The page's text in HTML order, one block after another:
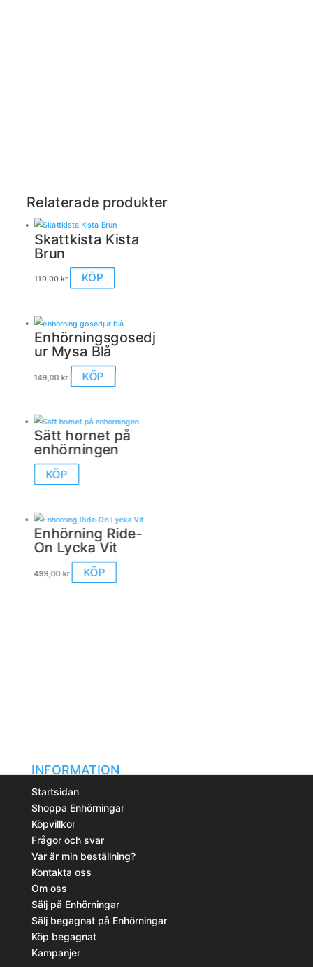
Relaterade produkter
Skattkista Kista
Brun
119,00 kr KÖP
Enhörningsgosedj
ur Mysa Blå
149,00 kr KÖP
Sätt hornet på
enhörningen
KÖP
Enhörning Ride-
On Lycka Vit
499,00 kr KÖP
INFORMATION
Startsidan
Shoppa Enhörningar
Köpvillkor
Frågor och svar
Var är min beställning?
Kontakta oss
Om oss
Sälj på Enhörningar
Sälj begagnat på Enhörningar
Köp begagnat
Kampanjer